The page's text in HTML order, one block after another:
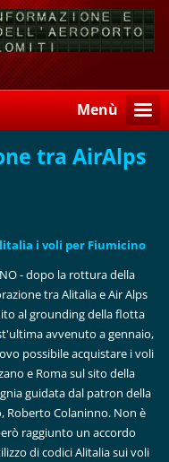
Menù
tra AirAlps
i voli per Fiumicino
- dopo la rottura della
tra Alitalia e Air Alps
al grounding della flotta
avvenuto a gennaio,
possibile acquistare i voli
e Roma sul sito della
guidata dal patron della
Roberto Colaninno. Non è
raggiunto un accordo
di codici Alitalia sui voli